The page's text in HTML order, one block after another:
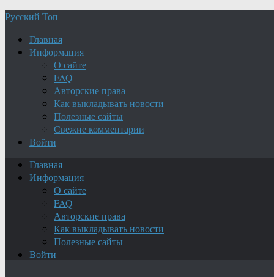
Русский Топ
Главная
Информация
О сайте
FAQ
Авторские права
Как выкладывать новости
Полезные сайты
Свежие комментарии
Войти
Главная
Информация
О сайте
FAQ
Авторские права
Как выкладывать новости
Полезные сайты
Войти